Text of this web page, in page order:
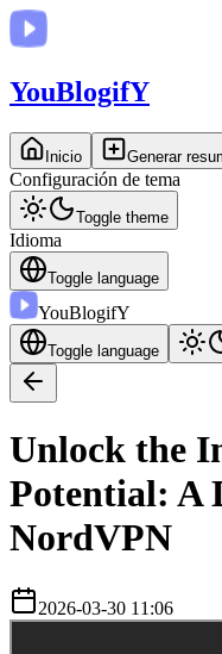
YouBlogifY
Inicio Generar
Configuración de tema
Toggle theme
Idioma
Toggle language
YouBlogifY
Toggle language
Unlock the
Potential: A
NordVPN
2026-03-30 11:06